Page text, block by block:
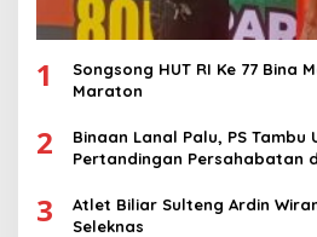
1
Songsong HUT RI Ke 77 Bina
Maraton
2
Binaan Lanal Palu, PS Tambu
Pertandingan Persahabatan
3
Atlet Biliar Sulteng Ardin
Seleknas